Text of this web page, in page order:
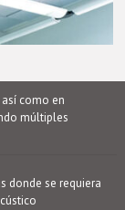
como en
múltiples
donde se requiera